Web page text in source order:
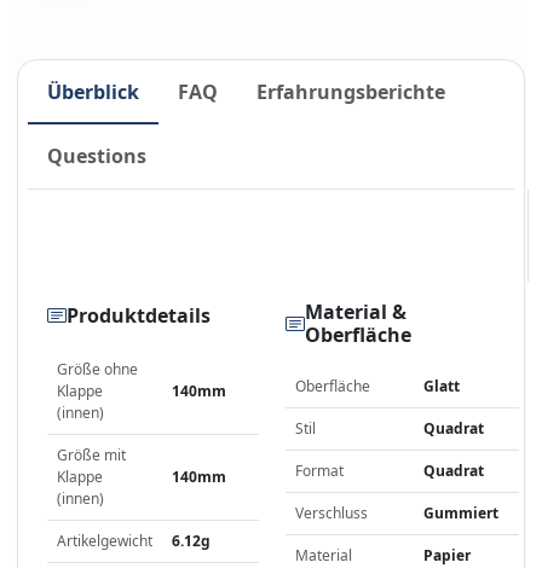
Überblick FAQ Erfahrungsberichte
Questions
Produktdetails
Größe ohne
Klappe
(innen)
140mm
Größe mit
Klappe
(innen)
140mm
Artikelgewicht 6.12g
Material &
Oberfläche
Oberfläche Glatt
Stil Quadrat
Format Quadrat
Verschluss Gummiert
Material Papier